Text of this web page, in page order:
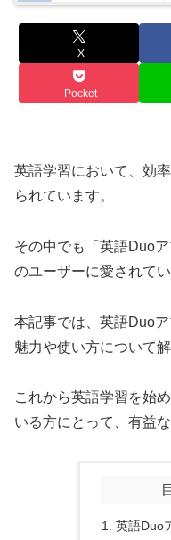
X
Pocket
英語学習において、効
られています。
その中でも「英語Duo
のユーザーに愛されてい
本記事では、英語Duo
魅力や使い方について解
これから英語学習を始
いる方にとって、有益
英語Duo